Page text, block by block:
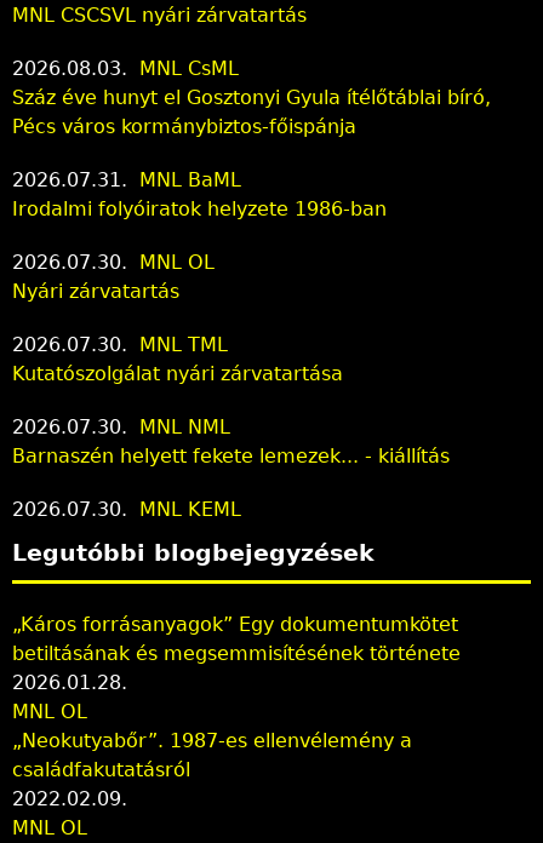
MNL CSCSVL nyári zárvatartás
2026.08.03.
MNL CsML
Száz éve hunyt el Gosztonyi Gyula ítélőtáblai bíró,
Pécs város kormánybiztos-főispánja
2026.07.31.
MNL BaML
Irodalmi folyóiratok helyzete 1986-ban
2026.07.30.
MNL OL
Nyári zárvatartás
2026.07.30.
MNL TML
Kutatószolgálat nyári zárvatartása
2026.07.30.
MNL NML
Barnaszén helyett fekete lemezek... - kiállítás
2026.07.30. MNL KEML
Legutóbbi blogbejegyzések
„Káros forrásanyagok” Egy dokumentumkötet
betiltásának és megsemmisítésének története
2026.01.28.
MNL OL
„Neokutyabőr”. 1987-es ellenvélemény a
családfakutatásról
2022.02.09.
MNL OL